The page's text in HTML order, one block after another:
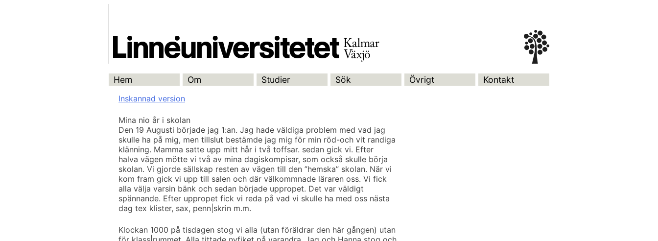
Hem Om Studier Sök Övrigt Kontakt
Inskannad version
Mina nio år i skolan
Den 19 Augusti började jag 1:an. Jag hade väldiga problem med vad jag
skulle ha på mig, men tillslut bestämde jag mig för min röd-och vit randiga
klänning. Mamma satte upp mitt hår i två toffsar. sedan gick vi. Efter
halva vägen mötte vi två av mina dagiskompisar, som också skulle börja
skolan. Vi gjorde sällskap resten av vägen till den ”hemska” skolan. När vi
kom fram gick vi upp till salen och där välkommnade läraren oss. Vi fick
alla välja varsin bänk och sedan började uppropet. Det var väldigt
spännande. Efter uppropet fick vi reda på vad vi skulle ha med oss nästa
dag tex klister, sax, penn|skrin m.m.
Klockan 1000 på tisdagen stog vi alla (utan föräldrar den här gången) utan